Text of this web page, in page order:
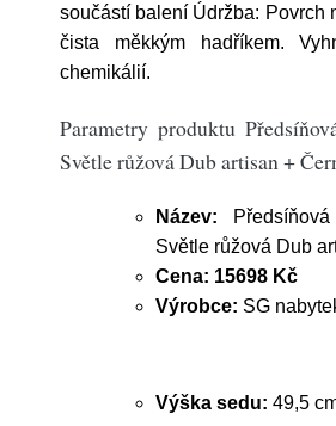
součástí balení Údržba: Povrch
čista měkkým hadříkem.
chemikálií.
Parametry produktu
Světle růžová Dub artisan +
Název:
Světle růžová Dub
Cena: 15698 Kč
Výrobce: SG
Výška sedu: 49,5